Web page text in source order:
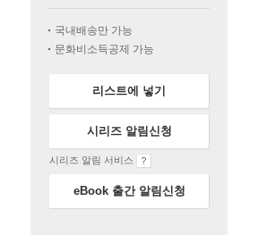
국내배송만 가능
문화비소득공제 가능
리스트에 넣기
시리즈 알림신청
시리즈 알림 서비스
eBook 출간 알림신청